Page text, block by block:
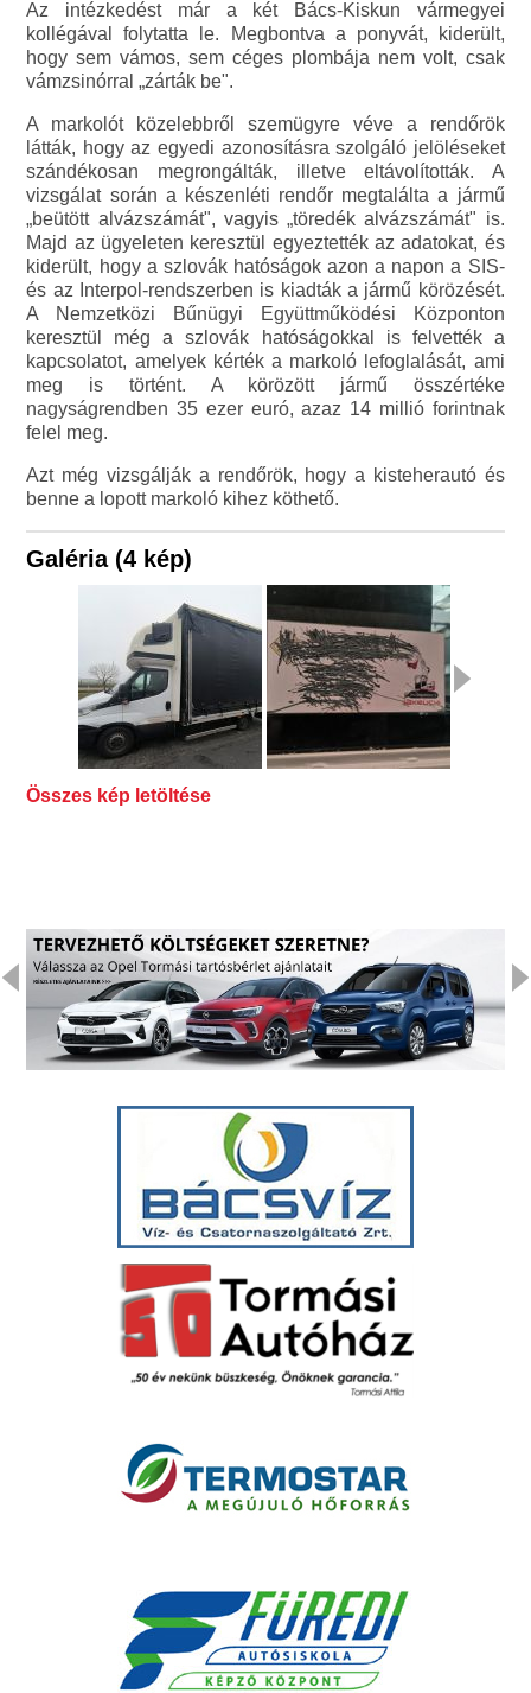
Az intézkedést már a két Bács-Kiskun vármegyei
kollégával folytatta le. Megbontva a ponyvát, kiderült,
hogy sem vámos, sem céges plombája nem volt, csak
vámzsinórral „zárták be".
A markolót közelebbről szemügyre véve a rendőrök
látták, hogy az egyedi azonosításra szolgáló jelöléseket
szándékosan megrongálták, illetve eltávolították. A
vizsgálat során a készenléti rendőr megtalálta a jármű
„beütött alvázszámát", vagyis „töredék alvázszámát" is.
Majd az ügyeleten keresztül egyeztették az adatokat, és
kiderült, hogy a szlovák hatóságok azon a napon a SIS-
és az Interpol-rendszerben is kiadták a jármű körözését.
A Nemzetközi Bűnügyi Együttműködési Központon
keresztül még a szlovák hatóságokkal is felvették a
kapcsolatot, amelyek kérték a markoló lefoglalását, ami
meg is történt. A körözött jármű összértéke
nagyságrendben 35 ezer euró, azaz 14 millió forintnak
felel meg.
Azt még vizsgálják a rendőrök, hogy a kisteherautó és
benne a lopott markoló kihez köthető.
Galéria (4 kép)
Összes kép letöltése